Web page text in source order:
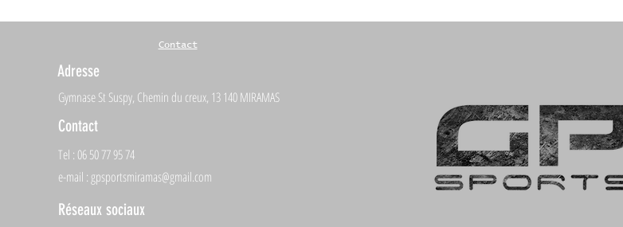
Contact
Adresse
Gymnase St Suspy, Chemin du creux, 13 140 MIRAMAS
Contact
Tel : 06 50 77 95 74
e-mail : gpsportsmiramas@gmail.com
Réseaux sociaux